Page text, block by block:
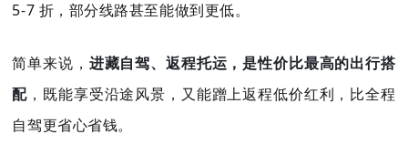
5-7 折，部分线路甚至能做到更低。
简单来说， 进藏自驾、返程托运，是性价比最高的出行搭
配 ，既能享受沿途风景，又能蹭上返程低价红利，比全程
自驾更省心省钱。